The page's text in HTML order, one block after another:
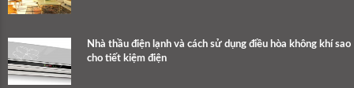
Nhà thầu điện lạnh và cách sử dụng điều hòa không khí sao
cho tiết kiệm điện